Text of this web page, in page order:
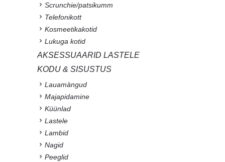
Scrunchie/patsikumm
Telefonikott
Kosmeetikakotid
Lukuga kotid
AKSESSUAARID LASTELE
KODU & SISUSTUS
Lauamängud
Majapidamine
Küünlad
Lastele
Lambid
Nagid
Peeglid